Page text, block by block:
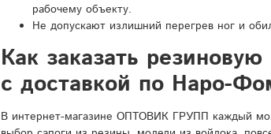
рабочему объекту.
Не допускают излишний перегрев ног и
Как заказать
с доставкой по Наро-
В интернет-магазине ОПТОВИК ГРУПП каждый